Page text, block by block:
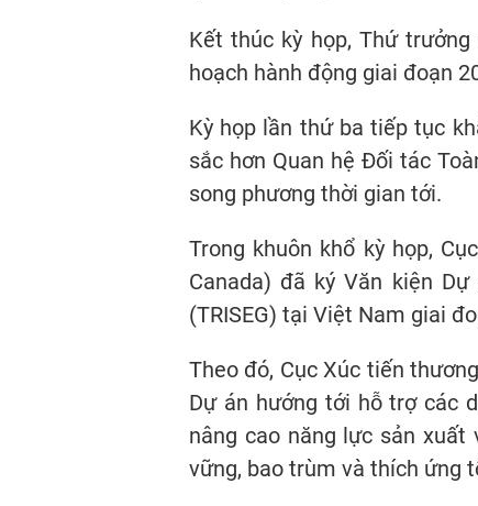
Kết thúc kỳ họp, Thứ
hoạch hành động giai đoạn
Kỳ họp lần thứ ba tiếp tục
sắc hơn Quan hệ Đối tác
song phương thời gian tới.
Trong khuôn khổ kỳ họp,
Canada) đã ký Văn kiện
(TRISEG) tại Việt Nam giai
Theo đó, Cục Xúc tiến
Dự án hướng tới hỗ trợ các
nâng cao năng lực sản
vững, bao trùm và thích ứng